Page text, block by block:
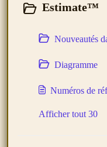
Estimate™
Nouveautés
Diagramme
Numéros de
Afficher tout 30